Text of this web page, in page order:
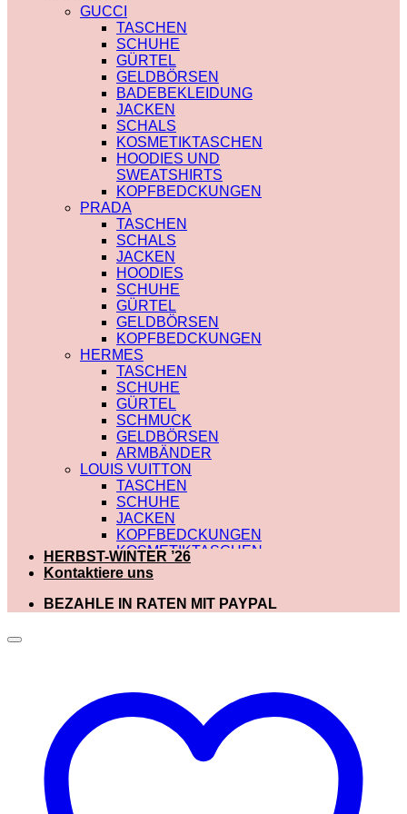
SAINT LAURENT
VERSACE
SCHALS
CHLOE
FENDI
GUCCI
LOUIS VUITTON
PRADA
SAINT LAURENT
SCHULTERRIEMEN
DIOR
LOUIS VUITTON
STRUMPFHOSEN
GUCCI
KOSMETIKTASCHEN
GUCCI
LOUIS VUITTON
SAINT LAURENT
TRENCHCOAT
BURBERRY
PRADA
SOCKEN
GUCCI
SHORTS
BURBERRY
POLO
BURBERRY
CHLOE
GUCCI
MONCLER
HOODIES UND
SWEATSHIRTS
AMI PARIS
BURBERRY
FENDI
GUCCI
LOUIS VUITTON
MIU MIU
PRADA
SAINT LAURENT
GUCCI
TASCHEN
SCHUHE
GÜRTEL
GELDBÖRSEN
BADEBEKLEIDUNG
JACKEN
SCHALS
KOSMETIKTASCHEN
HOODIES UND
SWEATSHIRTS
KOPFBEDCKUNGEN
PRADA
TASCHEN
SCHALS
JACKEN
HOODIES
SCHUHE
GÜRTEL
GELDBÖRSEN
KOPFBEDCKUNGEN
HERMES
TASCHEN
SCHUHE
GÜRTEL
SCHMUCK
GELDBÖRSEN
ARMBÄNDER
LOUIS VUITTON
TASCHEN
SCHUHE
JACKEN
KOPFBEDCKUNGEN
KOSMETIKTASCHEN
SCHALS
SCHULTERRIEMEN
GÜRTEL
GELDBÖRSEN
SCHALS
KOSMETIKTASCHEN
KOPFBEDCKUNGEN
HOODIES UND
HERBST-WINTER ’26
Kontaktiere uns
BEZAHLE IN RATEN MIT PAYPAL